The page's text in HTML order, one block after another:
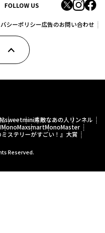
FOLLOW US
シーポリシー広告のお問い合わせ
sweetmini素敵なあの人 リンネル
MonoMaxsmartMonoMaster
ミステリーがすごい！』大賞
Reserved.